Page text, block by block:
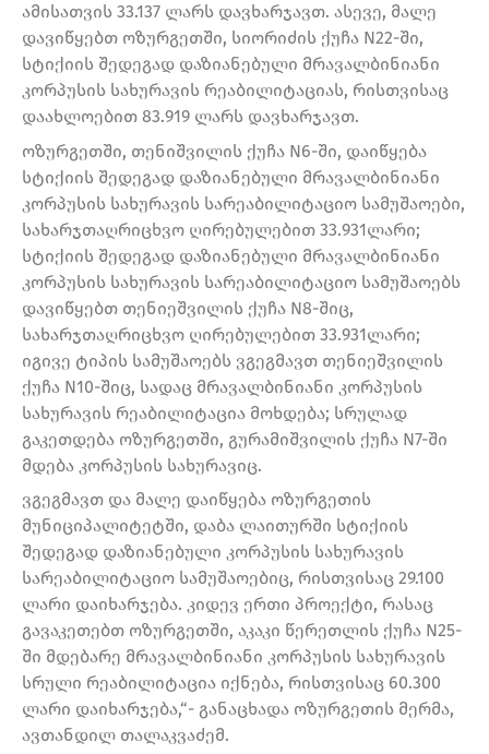
ამისათვის 33.137 ლარს დავხარჯავთ. ასევე, მალე
დავიწყებთ ოზურგეთში, სიორიძის ქუჩა N22-ში,
სტიქიის შედეგად დაზიანებული მრავალბინიანი
კორპუსის სახურავის რეაბილიტაციას, რისთვისაც
დაახლოებით 83.919 ლარს დავხარჯავთ.
ოზურგეთში, თენიშვილის ქუჩა N6-ში, დაიწყება
სტიქიის შედეგად დაზიანებული მრავალბინიანი
კორპუსის სახურავის სარეაბილიტაციო სამუშაოები,
სახარჯთაღრიცხვო ღირებულებით 33.931ლარი;
სტიქიის შედეგად დაზიანებული მრავალბინიანი
კორპუსის სახურავის სარეაბილიტაციო სამუშაოებს
დავიწყებთ თენიეშვილის ქუჩა N8-შიც,
სახარჯთაღრიცხვო ღირებულებით 33.931ლარი;
იგივე ტიპის სამუშაოებს ვგეგმავთ თენიეშვილის
ქუჩა N10-შიც, სადაც მრავალბინიანი კორპუსის
სახურავის რეაბილიტაცია მოხდება; სრულად
გაკეთდება ოზურგეთში, გურამიშვილის ქუჩა N7-ში
მდება კორპუსის სახურავიც.
ვგეგმავთ და მალე დაიწყება ოზურგეთის
მუნიციპალიტეტში, დაბა ლაითურში სტიქიის
შედეგად დაზიანებული კორპუსის სახურავის
სარეაბილიტაციო სამუშაოებიც, რისთვისაც 29.100
ლარი დაიხარჯება. კიდევ ერთი პროექტი, რასაც
გავაკეთებთ ოზურგეთში, აკაკი წერეთლის ქუჩა N25-
ში მდებარე მრავალბინიანი კორპუსის სახურავის
სრული რეაბილიტაცია იქნება, რისთვისაც 60.300
ლარი დაიხარჯება,“- განაცხადა ოზურგეთის მერმა,
ავთანდილ თალაკვაძემ.